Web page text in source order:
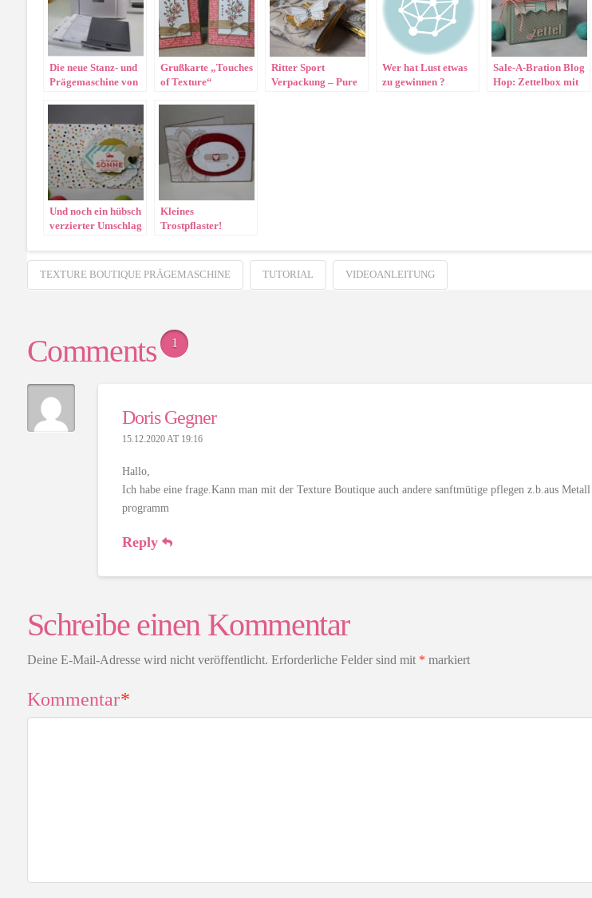
Die neue Stanz- und
Prägemaschine von
Grußkarte „Touches
of Texture“
Ritter Sport
Verpackung – Pure
Wer hat Lust etwas
zu gewinnen ?
Sale-A-Bration Blog
Hop: Zettelbox mit
Und noch ein hübsch
verzierter Umschlag
Kleines
Trostpflaster!
TEXTURE BOUTIQUE PRÄGEMASCHINE TUTORIAL VIDEOANLEITUNG
Comments 1
Doris Gegner
15.12.2020 AT 19:16
Hallo,
Ich habe eine frage.Kann man mit der Texture Boutique auch andere sanftmütige pflegen z.b.aus
programm
Reply
Schreibe einen Kommentar
Deine E-Mail-Adresse wird nicht veröffentlicht. Erforderliche Felder sind mit * markiert
Kommentar*